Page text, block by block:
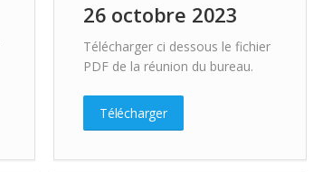
26 octobre 2023
Télécharger ci dessous le fichier
PDF de la réunion du bureau.
Télécharger